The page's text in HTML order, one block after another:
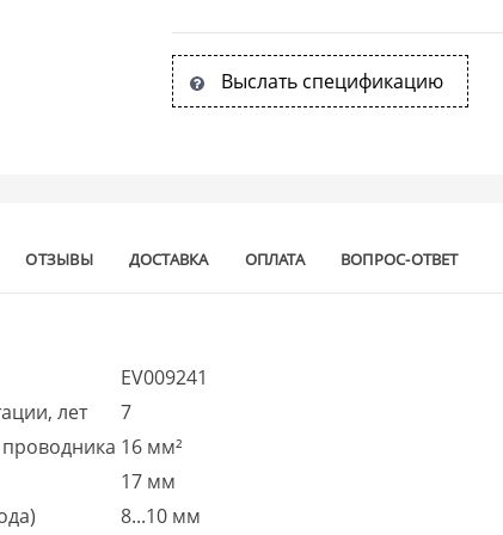
Выслать спецификацию
ОТЗЫВЫ ДОСТАВКА ОПЛАТА ВОПРОС-ОТВЕТ
EV009241
лет
7
16 мм²
17 мм
8...10 мм